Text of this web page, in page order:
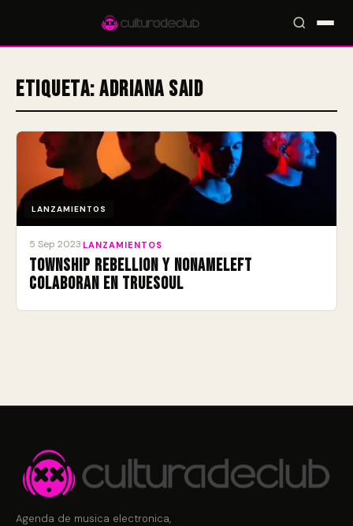
Accesos rápidos: 🎪 Eventos🎤 Artistas📍 Locales📰 Radar
Etiqueta:Adriana Said
LANZAMIENTOS
5 Sep 2023 LANZAMIENTOS
Township Rebellion y NoNameLeft
colaboran en Truesoul
Agenda de musica electronica,